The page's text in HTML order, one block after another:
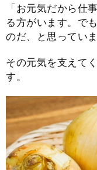
「お元気だから仕
る方がいます。で
のだ、と思っていま
その元気を支えて
す。